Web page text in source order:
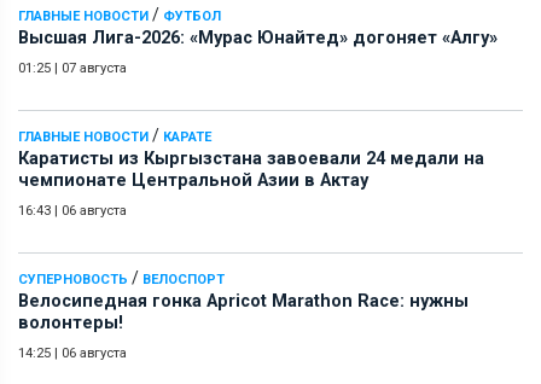
ГЛАВНЫЕ НОВОСТИ / ФУТБОЛ
Высшая Лига-2026: «Мурас Юнайтед» догоняет «Алгу»
01:25 | 07 августа
ГЛАВНЫЕ НОВОСТИ / КАРАТЕ
Каратисты из Кыргызстана завоевали 24 медали на
чемпионате Центральной Азии в Актау
16:43 | 06 августа
СУПЕРНОВОСТЬ / ВЕЛОСПОРТ
Велосипедная гонка Apricot Marathon Race: нужны
волонтеры!
14:25 | 06 августа